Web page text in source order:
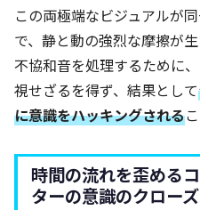
この両極端なビジュアルが
で、静と動の強烈な摩擦が
不協和音を処理するために
視せざるを得ず、結果として
に意識をハッキングされる
時間の流れを歪める
ターの意識のクロー